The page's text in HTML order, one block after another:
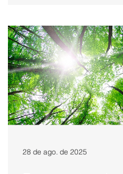
28 de ago. de 2025